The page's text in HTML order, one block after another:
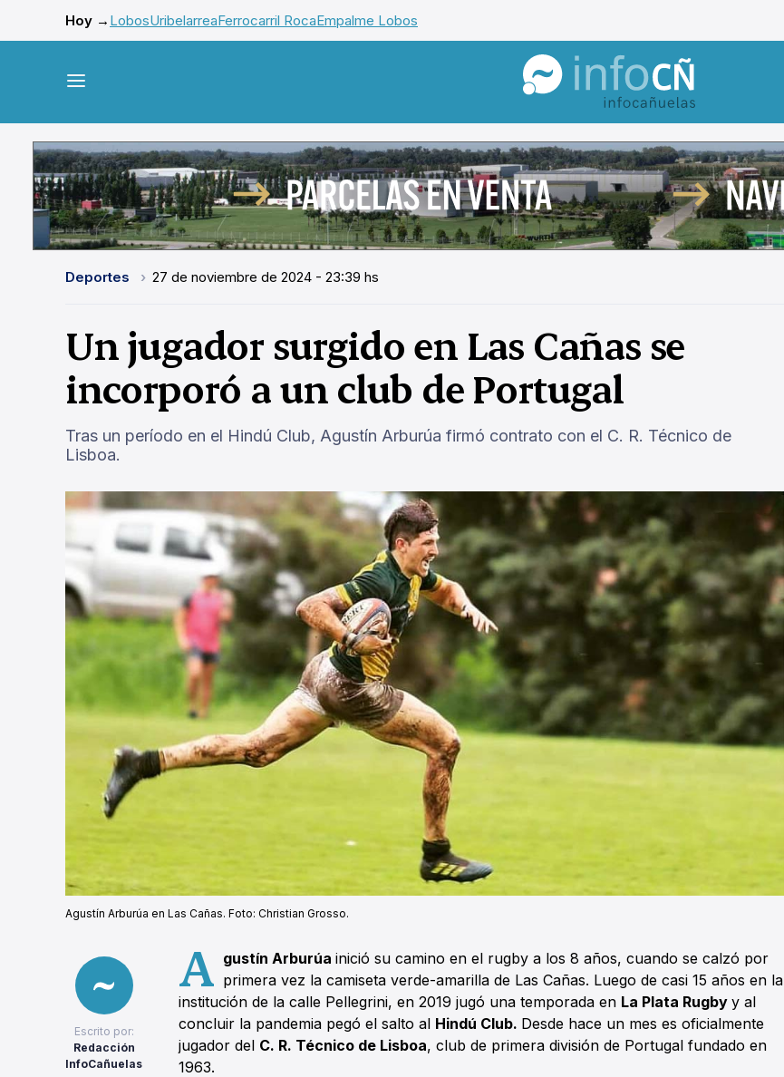
Hoy → LobosUribelarreaFerrocarril RocaEmpalme Lobos
InfoCañuelas
Deportes 27 de noviembre de 2024 - 23:39 hs
Un jugador surgido en Las Cañas se
incorporó a un club de Portugal
Tras un período en el Hindú Club, Agustín Arburúa firmó contrato con el C. R. Técnico de
Lisboa.
Agustín Arburúa en Las Cañas. Foto: Christian Grosso.
Escrito por:
Redacción
InfoCañuelas
A gustín Arburúainició su camino en el rugby a los 8 años, cuando se calzó por
primera vez la camiseta verde-amarilla de Las Cañas. Luego de casi 15 años en la
institución de la calle Pellegrini, en 2019 jugó una temporada en La Plata Rugby y al
concluir la pandemia pegó el salto al Hindú Club. Desde hace un mes es oficialmente
jugador del C. R. Técnico de Lisboa, club de primera división de Portugal fundado en
1963.